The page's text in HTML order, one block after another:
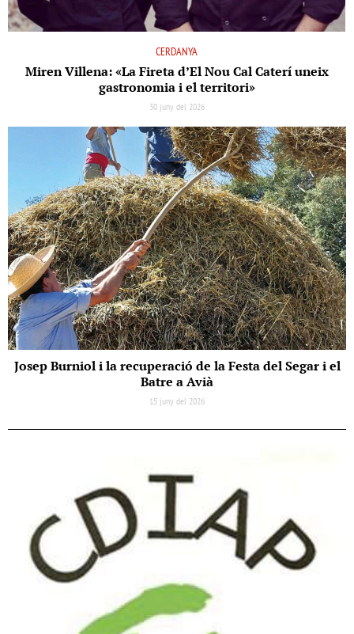
CERDANYA
Miren Villena: «La Fireta d’El Nou Cal Caterí uneix
gastronomia i el territori»
30 juny del 2026
Josep Burniol i la recuperació de la Festa del Segar i el
Batre a Avià
15 juny del 2026